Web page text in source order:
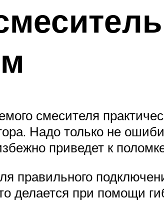
смесителя
Надо только не
приведет к
правильного
делается при помощи